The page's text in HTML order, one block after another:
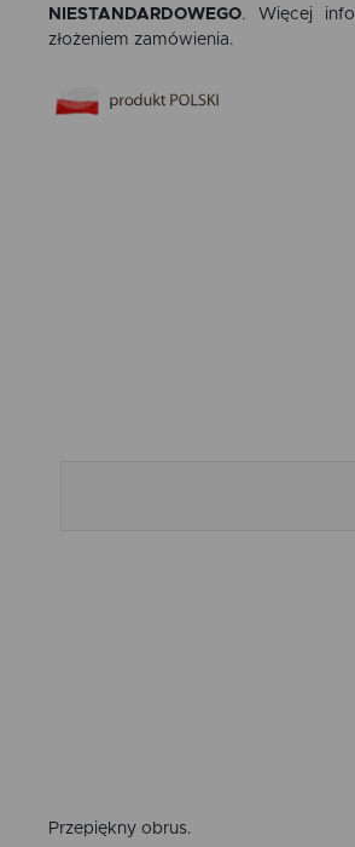
NIESTANDARDOWEGO. Więcej
złożeniem zamówienia.
Przepiękny obrus.